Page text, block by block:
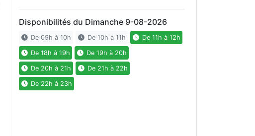
Disponibilités du Dimanche 9-08-2026
De 09h à 10h De 10h à 11h De 11h à 12h
De 18h à 19h De 19h à 20h
De 20h à 21h De 21h à 22h
De 22h à 23h